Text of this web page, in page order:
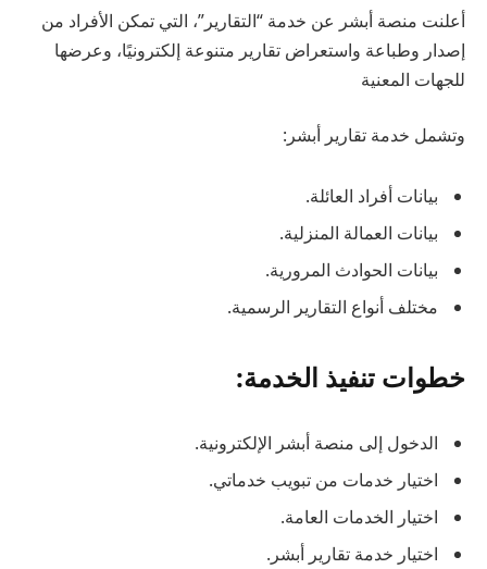
أعلنت منصة أبشر عن خدمة “التقارير”، التي تمكن الأفراد من
إصدار وطباعة واستعراض تقارير متنوعة إلكترونيًا، وعرضها
للجهات المعنية
وتشمل خدمة تقارير أبشر:
بيانات أفراد العائلة.
بيانات العمالة المنزلية.
بيانات الحوادث المرورية.
مختلف أنواع التقارير الرسمية.
خطوات تنفيذ الخدمة:
الدخول إلى منصة أبشر الإلكترونية.
اختيار خدمات من تبويب خدماتي.
اختيار الخدمات العامة.
اختيار خدمة تقارير أبشر.